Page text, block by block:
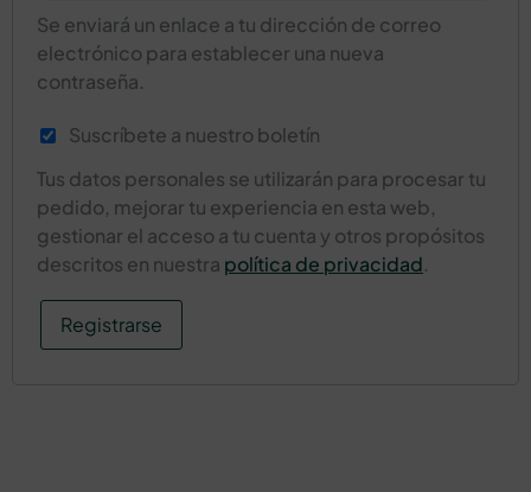
Se enviará un enlace a tu dirección de correo
electrónico para establecer una nueva
contraseña.
Suscríbete a nuestro boletín
Tus datos personales se utilizarán para procesar tu
pedido, mejorar tu experiencia en esta web,
gestionar el acceso a tu cuenta y otros propósitos
descritos en nuestra política de privacidad.
Registrarse